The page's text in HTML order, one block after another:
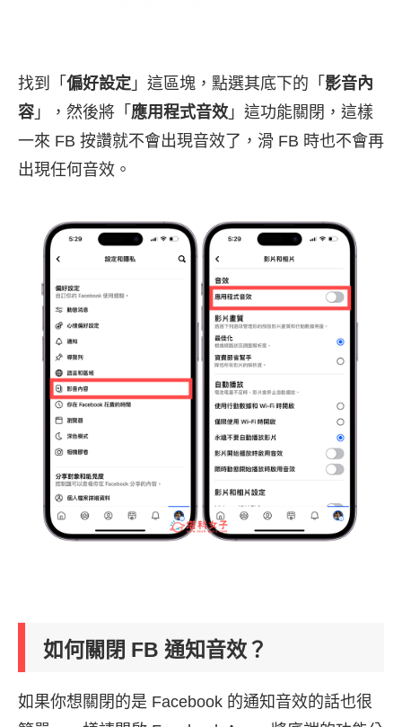
找到「 偏好設定 」這區塊，點選其底下的「 影音內
容 」，然後將「 應用程式音效 」這功能關閉，這樣
一來 FB 按讚就不會出現音效了，滑 FB 時也不會再
出現任何音效。
如何關閉 FB 通知音效？
如果你想關閉的是 Facebook 的通知音效的話也很